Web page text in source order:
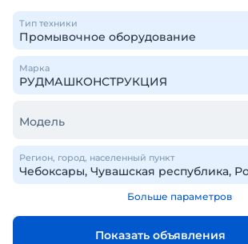
Тип техники
Марка
Модель
Регион, город, населенный пункт
Больше параметров
Показать объявления